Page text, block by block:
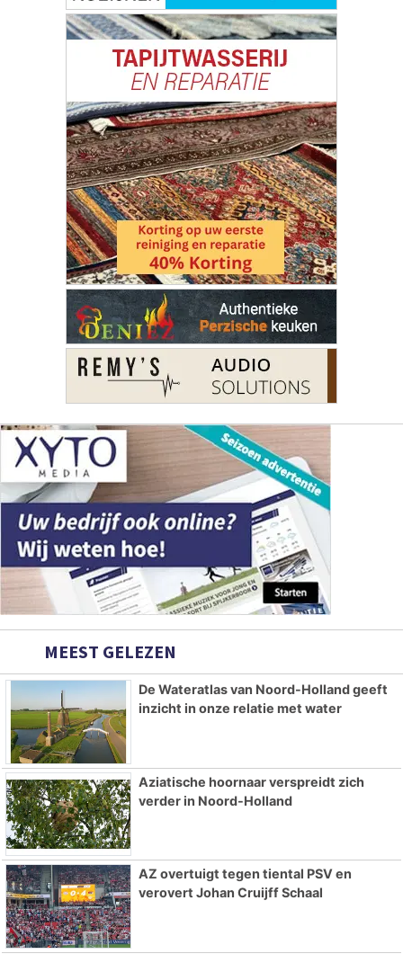
MEEST GELEZEN
De Wateratlas van Noord-Holland geeft
inzicht in onze relatie met water
Aziatische hoornaar verspreidt zich
verder in Noord-Holland
AZ overtuigt tegen tiental PSV en
verovert Johan Cruijff Schaal